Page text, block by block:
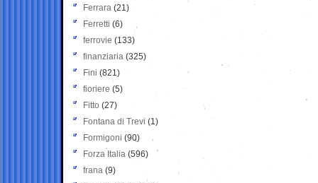
Ferrara (21)
Ferretti (6)
ferrovie (133)
finanziaria (325)
Fini (821)
fioriere (5)
Fitto (27)
Fontana di Trevi (1)
Formigoni (90)
Forza Italia (596)
frana (9)